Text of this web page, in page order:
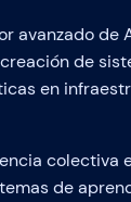
avanzado de
de
en
de